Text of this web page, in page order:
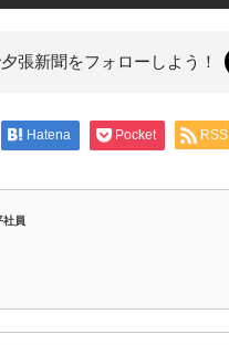
張新聞をフォローしよう！
Hatena Pocket RSS
社員